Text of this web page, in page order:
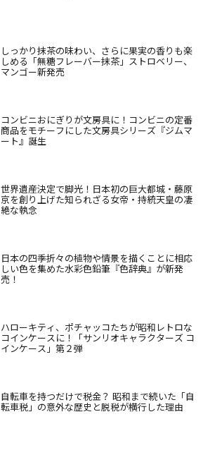
しっかり抹茶の味わい、さらに果実の香りも楽
しめる「無糖フレーバー抹茶」ストロベリー、
マンゴー新発売
コンビニおにぎりが文房具に！コンビニの定番
商品をモチーフにした文房具シリーズ『ジムマ
ート』誕生
世界遺産決定で脚光！日本初の巨大都城・藤原
京を創り上げた知られざる女帝・持統天皇の凄
絶な執念
日本の四季折々の植物や情景を描くことに相応
しい色を集めた水彩色鉛筆『色辞典』が新発
売！
ハローキティ、ポチャッコたちが昭和レトロな
コインケースに！「サンリオキャラクターズ コ
インケース」第２弾
自転車を持つだけで税金？ 昭和まで続いた「自
転車税」の意外な歴史と脱税が横行した理由